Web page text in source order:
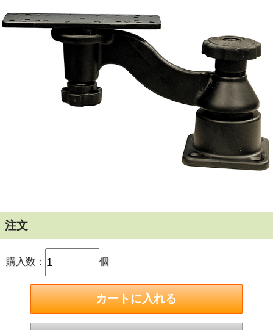
縦パイプ取り付けも可能／ベースサイズ：15.8×5cm／アー
注文
購入数： 個